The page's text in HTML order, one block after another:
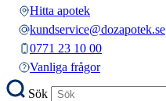
Hitta apotek
kundservice@dozapotek.se
0771 23 10 00
Vanliga frågor
Sök